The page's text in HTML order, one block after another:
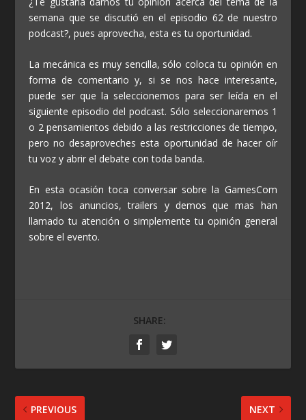
semana que se discutió en el episodio 62 de nuestro
podcast?, pues aprovecha, esta es tu oportunidad.
La mecánica es muy sencilla, sólo coloca tu opinión en
forma de comentario y, si se nos hace interesante,
puede ser que la seleccionemos para ser leída en el
siguiente episodio del podcast. Sólo seleccionaremos 1
o 2 pensamientos debido a las restricciones de tiempo,
pero no desaproveches esta oportunidad de hacer oír
tu voz y abrir el debate con toda banda.
En esta ocasión toca conversar sobre la GamesCom
2012, los anuncios, trailers y demos que mas han
llamado tu atención o simplemente tu opinión general
sobre el evento.
SHARE:
PREVIOUS NEXT